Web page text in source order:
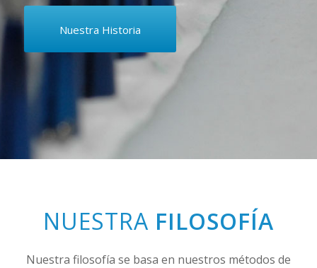
Nuestra Historia
NUESTRA FILOSOFÍA
Nuestra filosofía se basa en nuestros métodos de